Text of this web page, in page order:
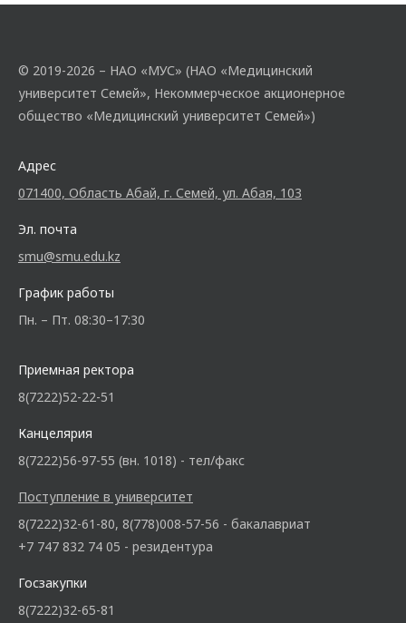
© 2019-2026 – НАО «МУС» (НАО «Медицинский
университет Семей», Некоммерческое акционерное
общество «Медицинский университет Семей»)
Адрес
071400, Область Абай, г. Семей, ул. Абая, 103
Эл. почта
smu@smu.edu.kz
График работы
Пн. – Пт. 08:30–17:30
Приемная ректора
8(7222)52-22-51
Канцелярия
8(7222)56-97-55 (вн. 1018) - тел/факс
Поступление в университет
8(7222)32-61-80, 8(778)008-57-56 - бакалавриат
+7 747 832 74 05 - резидентура
Госзакупки
8(7222)32-65-81